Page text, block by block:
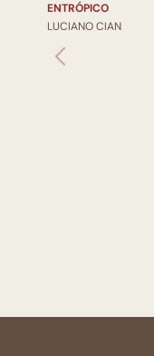
ENTRÓPICO
LUCIANO CIAN